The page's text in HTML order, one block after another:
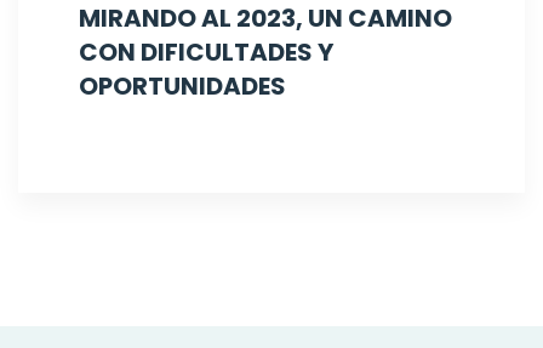
MIRANDO AL 2023, UN CAMINO
CON DIFICULTADES Y
OPORTUNIDADES